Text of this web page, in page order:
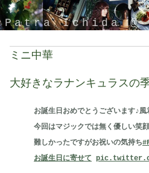
Patra Ichida @
ミニ中華
大好きなラナンキュラスの
お誕生日おめでとうございます♪
今回はマジックでは無く優しい笑
難しかったですがお祝いの気持ち
お誕生日に寄せて